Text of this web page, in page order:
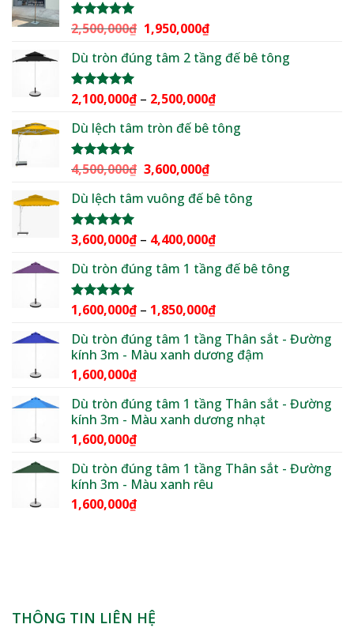
2,299,000₫.
Được xếp
5 sao
2,500,000₫ Giá
là:
1,950,000₫Giá
tại
1,950,000₫.
Dù tròn đúng tâm 2 tầng đế bê tông
Được xếp
5 sao
2,100,000₫ – 2,500,000₫Khoảng
từ
Dù lệch tâm tròn đế bê tông
Được xếp
5 sao
4,500,000₫ Giá
là:
3,600,000₫Giá
tại
3,600,000₫.
Dù lệch tâm vuông đế bê tông
Được xếp
5 sao
3,600,000₫ – 4,400,000₫Khoảng
từ
đến
Dù tròn đúng tâm 1 tầng đế bê tông
Được xếp
5 sao
1,600,000₫ – 1,850,000₫Khoảng
từ
1,600,000₫
Dù tròn đúng tâm 1 tầng Thân sắt - Đường
kính 3m - Màu xanh dương đậm
1,600,000₫
Dù tròn đúng tâm 1 tầng Thân sắt - Đường
kính 3m - Màu xanh dương nhạt
1,600,000₫
Dù tròn đúng tâm 1 tầng Thân sắt - Đường
kính 3m - Màu xanh rêu
1,600,000₫
THÔNG TIN LIÊN HỆ